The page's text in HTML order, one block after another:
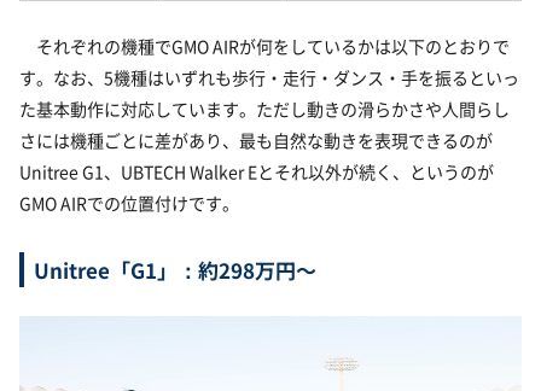
それぞれの機種でGMO AIRが何をしているかは以下のとおりで
す。なお、5機種はいずれも歩行・走行・ダンス・手を振るといっ
た基本動作に対応しています。ただし動きの滑らかさや人間らし
さには機種ごとに差があり、最も自然な動きを表現できるのが
Unitree G1、UBTECH Walker Eとそれ以外が続く、というのが
GMO AIRでの位置付けです。
Unitree「G1」：約298万円〜